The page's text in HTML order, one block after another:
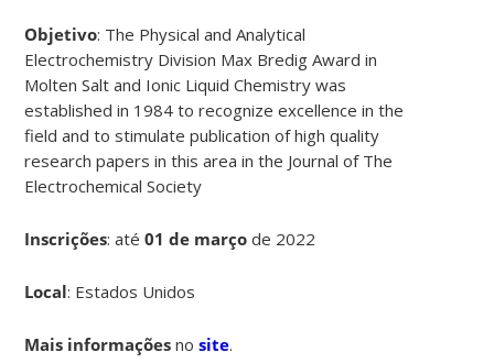
Objetivo: The Physical and Analytical
Electrochemistry Division Max Bredig Award in
Molten Salt and Ionic Liquid Chemistry was
established in 1984 to recognize excellence in the
field and to stimulate publication of high quality
research papers in this area in the Journal of The
Electrochemical Society
Inscrições: até01 de marçode 2022
Local: Estados Unidos
Mais informações nosite.